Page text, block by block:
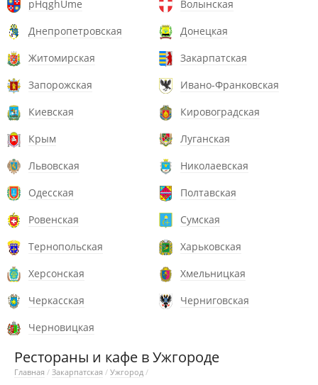
pHqghUme
Волынская
Днепропетровская
Донецкая
Житомирская
Закарпатская
Запорожская
Ивано-Франковская
Киевская
Кировоградская
Крым
Луганская
Львовская
Николаевская
Одесская
Полтавская
Ровенская
Сумская
Тернопольская
Харьковская
Херсонская
Хмельницкая
Черкасская
Черниговская
Черновицкая
Рестораны и кафе в Ужгороде
Главная / Закарпатская / Ужгород /